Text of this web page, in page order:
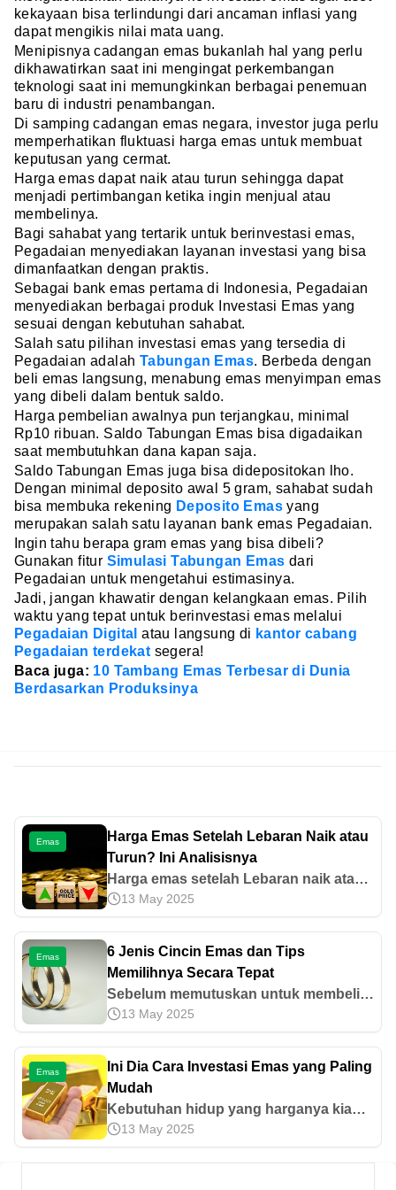
kekayaan bisa terlindungi dari ancaman inflasi yang
dapat mengikis nilai mata uang.
Menipisnya cadangan emas bukanlah hal yang perlu
dikhawatirkan saat ini mengingat perkembangan
teknologi saat ini memungkinkan berbagai penemuan
baru di industri penambangan.
Di samping cadangan emas negara, investor juga perlu
memperhatikan fluktuasi harga emas untuk membuat
keputusan yang cermat.
Harga emas dapat naik atau turun sehingga dapat
menjadi pertimbangan ketika ingin menjual atau
membelinya.
Bagi sahabat yang tertarik untuk berinvestasi emas,
Pegadaian menyediakan layanan investasi yang bisa
dimanfaatkan dengan praktis.
Sebagai bank emas pertama di Indonesia, Pegadaian
menyediakan berbagai produk Investasi Emas yang
sesuai dengan kebutuhan sahabat.
Salah satu pilihan investasi emas yang tersedia di
Pegadaian adalah Tabungan Emas. Berbeda dengan
beli emas langsung, menabung emas menyimpan emas
yang dibeli dalam bentuk saldo.
Harga pembelian awalnya pun terjangkau, minimal
Rp10 ribuan. Saldo Tabungan Emas bisa digadaikan
saat membutuhkan dana kapan saja.
Saldo Tabungan Emas juga bisa didepositokan lho.
Dengan minimal deposito awal 5 gram, sahabat sudah
bisa membuka rekening Deposito Emas yang
merupakan salah satu layanan bank emas Pegadaian.
Ingin tahu berapa gram emas yang bisa dibeli?
Gunakan fitur Simulasi Tabungan Emas dari
Pegadaian untuk mengetahui estimasinya.
Jadi, jangan khawatir dengan kelangkaan emas. Pilih
waktu yang tepat untuk berinvestasi emas melalui
Pegadaian Digital atau langsung di kantor cabang
Pegadaian terdekat segera!
Baca juga: 10 Tambang Emas Terbesar di Dunia
Berdasarkan Produksinya
Emas
Harga Emas Setelah Lebaran Naik atau
Turun? Ini Analisisnya
Harga emas setelah Lebaran naik atau
turun? Simak prediksi terbaru 2026,
analisis tren, data historis, peluang
investasi, dan strategi beli emas yang
tepat.
13 May 2025
Emas
6 Jenis Cincin Emas dan Tips
Memilihnya Secara Tepat
Sebelum memutuskan untuk membeli
cincin emas, perhatikan jenis dan
bentuknya. Mari kenali berbagai jenis
cincin emas dan tips memilihnya di
artikel ini.
13 May 2025
Emas
Ini Dia Cara Investasi Emas yang Paling
Mudah
Kebutuhan hidup yang harganya kian
melambung setiap tahunnya membuat
masyarakat semakin menyadari betapa
13 May 2025